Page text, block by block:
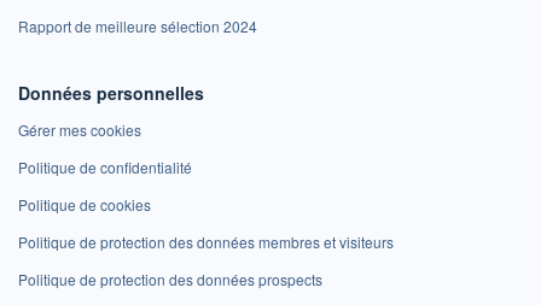
Rapport de meilleure sélection 2024
Données personnelles
Gérer mes cookies
Politique de confidentialité
Politique de cookies
Politique de protection des données membres et visiteurs
Politique de protection des données prospects